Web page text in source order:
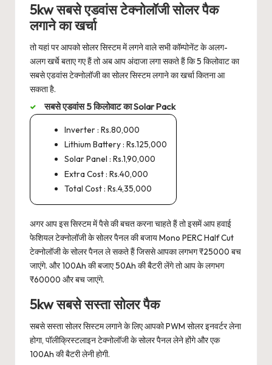
5kw सबसे एडवांस टेक्नोलॉजी सोलर पैक
लगाने का खर्चा
तो यहां पर आपको सोलर सिस्टम में लगने वाले सभी कॉम्पोनेंट के अलग-
अलग खर्चे बताए गए हैं तो अब आप अंदाजा लगा सकते हैं कि 5 किलोवाट का
सबसे एडवांस टेक्नोलॉजी का सोलर सिस्टम लगाने का खर्चा कितना आ
सकता है.
सबसे एडवांस 5 किलोवाट का Solar Pack
Inverter : Rs.80,000
Lithium Battery : Rs.125,000
Solar Panel : Rs.1,90,000
Extra Cost : Rs.40,000
Total Cost : Rs.4,35,000
अगर आप इस सिस्टम में पैसे की बचत करना चाहते हैं तो इसमें आप हवाई
फेशियल टेक्नोलॉजी के सोलर पैनल की बजाय Mono PERC Half Cut
टेक्नोलॉजी के सोलर पैनल ले सकते हैं जिससे आपका लगभग ₹25000 बच
जाएंगे. और 100Ah की बजाए 50Ah की बैटरी लेंगे तो आप के लगभग
₹60000 और बच जाएंगे.
5kw सबसे सस्ता सोलर पैक
सबसे सस्ता सोलर सिस्टम लगाने के लिए आपको PWM सोलर इनवर्टर लेना
होगा, पॉलीक्रिस्टलाइन टेक्नोलॉजी के सोलर पैनल लेने होंगे और एक
100Ah की बैटरी लेनी होगी.